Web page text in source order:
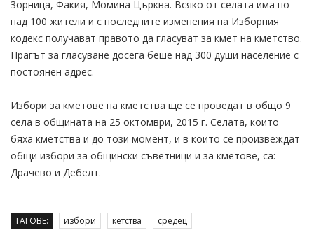
Зорница, Факия, Момина Църква. Всяко от селата има по
над 100 жители и с последните изменения на Изборния
кодекс получават правото да гласуват за кмет на кметство.
Прагът за гласуване досега беше над 300 души население с
постоянен адрес.
Избори за кметове на кметства ще се проведат в общо 9
села в общината на 25 октомври, 2015 г. Селата, които
бяха кметства и до този момент, и в които се произвеждат
общи избори за общински съветници и за кметове, са:
Драчево и Дебелт.
ТАГОВЕ: избори кетства средец